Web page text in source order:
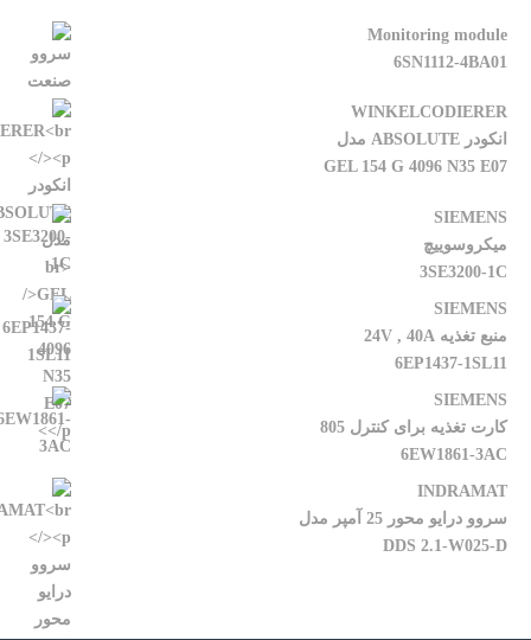
Monitoring module
6SN1112-4BA01
WINKELCODIERER
انکودر ABSOLUTE مدل
GEL 154 G 4096 N35 E07
SIEMENS
میکروسوییچ
3SE3200-1C
SIEMENS
منبع تغذیه 24V , 40A
6EP1437-1SL11
SIEMENS
کارت تغذیه برای کنترل 805
6EW1861-3AC
INDRAMAT
سروو درایو محور 25 آمپر مدل
DDS 2.1-W025-D